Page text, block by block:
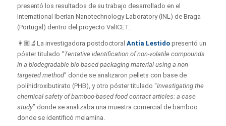
presentó los resultados de su trabajo desarrollado en el
International Iberian Nanotechnology Laboratory (INL) de Braga
(Portugal) dentro del proyecto ValICET.
👩🏽‍🔬La investigadora postdoctoral Antía Lestidopresentó un
póster titulado “Tentative identification of non-volatile compounds
in a biodegradable bio-based packaging material using a non-
targeted method” donde se analizaron pellets con base de
polihidroxibutirato (PHB), y otro póster titulado “Investigating the
chemical safety of bamboo-based food contact articles: a case
study” donde se analizaba una muestra comercial de bamboo
donde se identificó melamina.